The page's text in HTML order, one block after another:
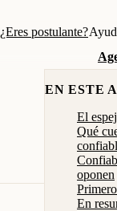
¿Eres postulante?
EN ESTE
El
Qué
oponen
En